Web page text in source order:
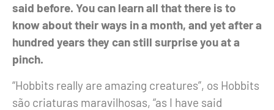
said before. You can learn all that there is to
know about their ways in a month, and yet after a
hundred years they can still surprise you at a
pinch.
“Hobbits really are amazing creatures”, os Hobbits
são criaturas maravilhosas, “as I have said